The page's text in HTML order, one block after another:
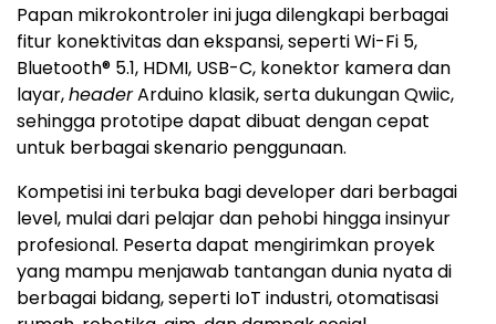
Papan mikrokontroler ini juga dilengkapi berbagai
fitur konektivitas dan ekspansi, seperti Wi-Fi 5,
Bluetooth® 5.1, HDMI, USB-C, konektor kamera dan
layar,headerArduino klasik, serta dukungan Qwiic,
sehingga prototipe dapat dibuat dengan cepat
untuk berbagai skenario penggunaan.
Kompetisi ini terbuka bagi developer dari berbagai
level, mulai dari pelajar dan pehobi hingga insinyur
profesional. Peserta dapat mengirimkan proyek
yang mampu menjawab tantangan dunia nyata di
berbagai bidang, seperti IoT industri, otomatisasi